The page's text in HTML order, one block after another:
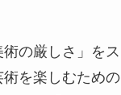
の厳しさ」を
術を楽しむため